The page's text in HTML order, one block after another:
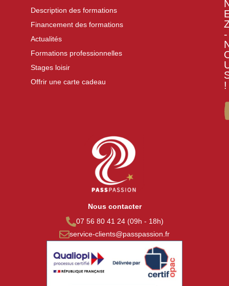
Description des formations
Financement des formations
Actualités
Formations professionnelles
Stages loisir
Offrir une carte cadeau
-
!
Nous contacter
07 56 80 41 24 (09h - 18h)
service-clients@passpassion.fr